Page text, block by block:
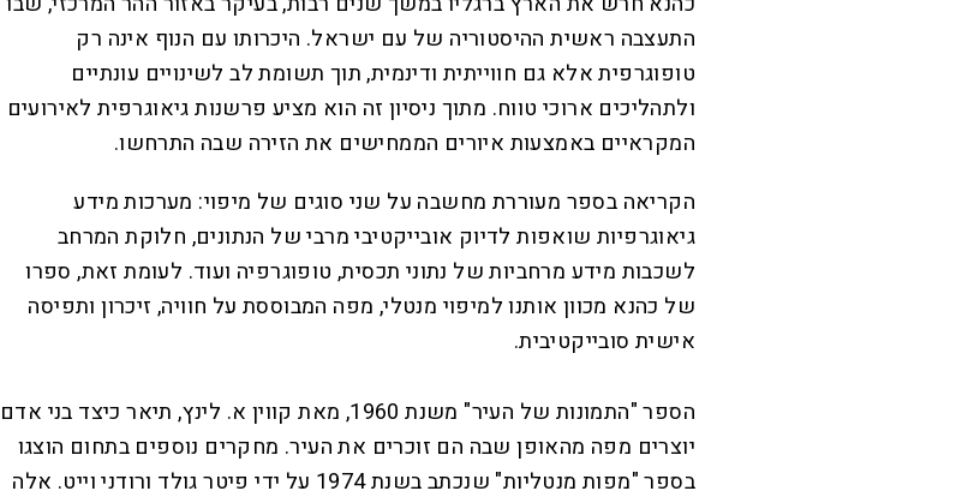
התעצבה ראשית ההיסטוריה של עם ישראל. היכרותו עם הנוף אינה רק
טופוגרפית אלא גם חווייתית ודינמית, תוך תשומת לב לשינויים עונתיים
ולתהליכים ארוכי טווח. מתוך ניסיון זה הוא מציע פרשנות גיאוגרפית לאירועים
המקראיים באמצעות איורים הממחישים את הזירה שבה התרחשו.
הקריאה בספר מעוררת מחשבה על שני סוגים של מיפוי: מערכות מידע
גיאוגרפיות שואפות לדיוק אובייקטיבי מרבי של הנתונים, חלוקת המרחב
לשכבות מידע מרחביות של נתוני תכסית, טופוגרפיה ועוד. לעומת זאת, ספרו
של כהנא מכוון אותנו למיפוי מנטלי, מפה המבוססת על חוויה, זיכרון ותפיסה
אישית סובייקטיבית.
הספר "התמונות של העיר" משנת 1960, מאת קווין א. לינץ, תיאר כיצד בני אדם
יוצרים מפה מהאופן שבה הם זוכרים את העיר. מחקרים נוספים בתחום הוצגו
בספר "מפות מנטליות" שנכתב בשנת 1974 על ידי פיטר גולד ורודני וייט. אלה